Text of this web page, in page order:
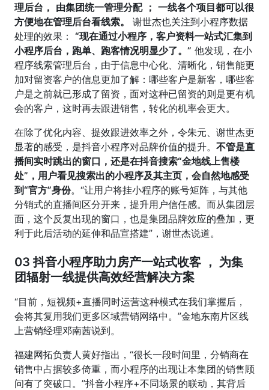
理后台， 由集团统一管理分配 ； 一线各个项目都可以很
方便地在管理后台看线索。
谢世杰也关注到小程序数据
处理的效果： “现在通过小程序，客户资料一站式汇集到
小程序后台，跑单、跑客情况明显少了。” 他发现，在小
程序线索管理后台，由于信息中心化、清晰化，销售能更
加对留资客户的信息更加了解：哪些客户是新客，哪些客
户是之前就已形成了留资，面对这种已留资的则是更有机
会的客户，这时再去跟进销售，转化的机率会更大。
在除了优化内容、提效跟进效率之外，令朱元、谢世杰更
显著的感受，是抖音小程序对品牌价值的提升。 不管是直
播间实时跳出的窗口，还是在抖音搜索“金地线上售楼
处”，用户看见搜索出的小程序及其主页，会自然地感受
到“官方”身份。“让用户将挂小程序的账号矩阵，与其他
分销式的直播间区分开来，提升用户信任感。而从集团层
面，这个反复出现的窗口，也是集团品牌效应的叠加，更
利于此后活动的延伸和品宣搭建”，谢世杰说道。
03 抖音小程序助力房产一站式收客 ， 为集
团辐射一线提供高效经营解决方案
“目前，短视频+直播同时运营这种模式在我们掌握后，
会将其复用我们更多区域营销网络中。”金地东南片区线
上营销经理邓南茜说到。
福建网拓负责人黄好指出，“很长一段时间里，分销商在
销售中占据较多倚重，而小程序的出现让本集团的销售顾
问有了突破口。”抖音小程序+不同场景的联动，其背后